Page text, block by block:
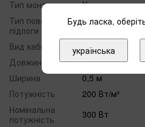
Тип монтажу
У стяжку
Тип поверхні
підлоги
Плитка, килим,
Вид кабелю
Двожильний
Довжина
3 м
Ширина
0,5 м
Потужність
200 Вт/м²
Номінальна
потужність
300 Вт
Будь ласка,
українська